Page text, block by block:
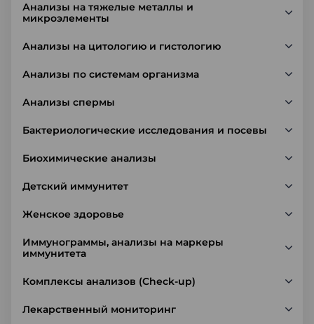
Анализы на тяжелые металлы и
микроэлементы
Анализы на цитологию и гистологию
Анализы по системам организма
Анализы спермы
Бактериологические исследования и посевы
Биохимические анализы
Детский иммунитет
Женское здоровье
Иммунограммы, анализы на маркеры
иммунитета
Комплексы анализов (Check-up)
Лекарственный мониторинг